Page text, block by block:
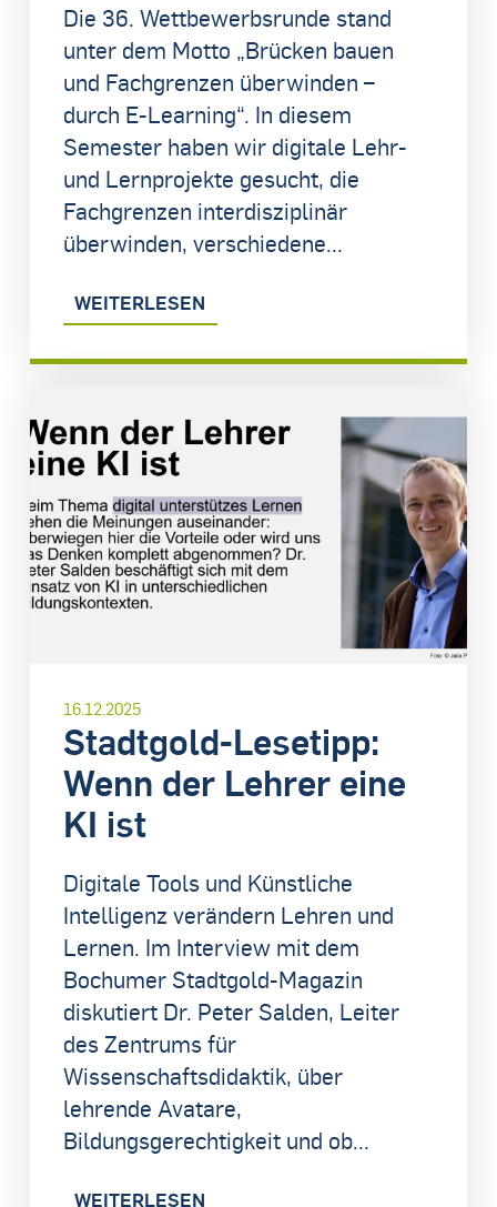
Die 36. Wettbewerbsrunde stand
unter dem Motto „Brücken bauen
und Fachgrenzen überwinden –
durch E-Learning“. In diesem
Semester haben wir digitale Lehr-
und Lernprojekte gesucht, die
Fachgrenzen interdisziplinär
überwinden, verschiedene...
WEITERLESEN
16.12.2025
Stadtgold-Lesetipp:
Wenn der Lehrer eine
KI ist
Digitale Tools und Künstliche
Intelligenz verändern Lehren und
Lernen. Im Interview mit dem
Bochumer Stadtgold-Magazin
diskutiert Dr. Peter Salden, Leiter
des Zentrums für
Wissenschaftsdidaktik, über
lehrende Avatare,
Bildungsgerechtigkeit und ob...
WEITERLESEN